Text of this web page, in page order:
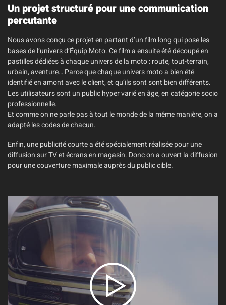
Un projet structuré pour une communication
percutante
Nous avons conçu ce projet en partant d’un film long qui pose les
bases de l’univers d’Équip Moto. Ce film a ensuite été découpé en
pastilles dédiées à chaque univers de la moto : route, tout-terrain,
urbain, aventure… Parce que chaque univers moto a bien été
identifié en amont avec le client, et qu’ils sont sont bien différents.
Les utilisateurs sont un public hyper varié en âge, en catégorie socio
professionnelle.
Et comme on ne parle pas à tout le monde de la même manière, on a
adapté les codes de chacun.
Enfin, une publicité courte a été spécialement réalisée pour une
diffusion sur TV et écrans en magasin. Donc on a ouvert la diffusion
pour une couverture maximale auprès du public cible.